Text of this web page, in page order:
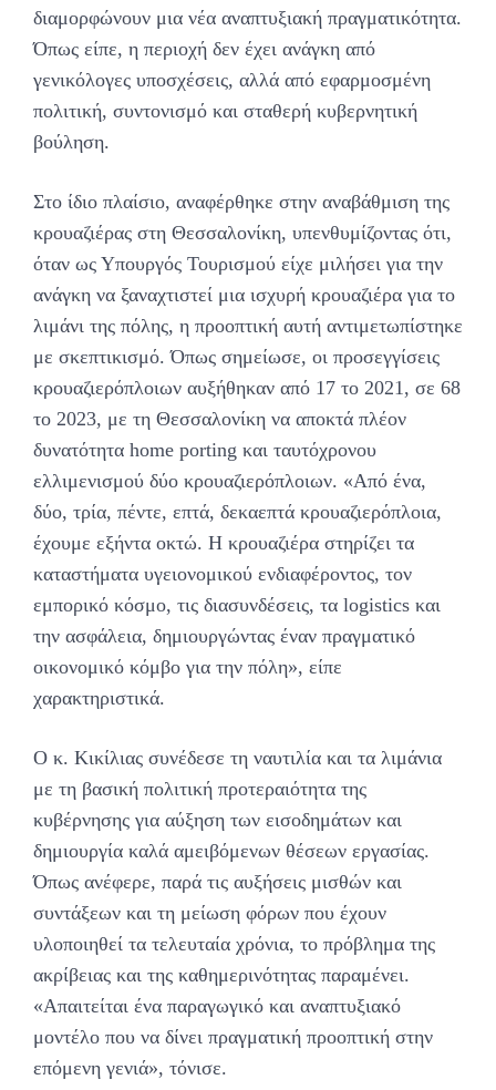
διαμορφώνουν μια νέα αναπτυξιακή πραγματικότητα.
Όπως είπε, η περιοχή δεν έχει ανάγκη από
γενικόλογες υποσχέσεις, αλλά από εφαρμοσμένη
πολιτική, συντονισμό και σταθερή κυβερνητική
βούληση.
Στο ίδιο πλαίσιο, αναφέρθηκε στην αναβάθμιση της
κρουαζιέρας στη Θεσσαλονίκη, υπενθυμίζοντας ότι,
όταν ως Υπουργός Τουρισμού είχε μιλήσει για την
ανάγκη να ξαναχτιστεί μια ισχυρή κρουαζιέρα για το
λιμάνι της πόλης, η προοπτική αυτή αντιμετωπίστηκε
με σκεπτικισμό. Όπως σημείωσε, οι προσεγγίσεις
κρουαζιερόπλοιων αυξήθηκαν από 17 το 2021, σε 68
το 2023, με τη Θεσσαλονίκη να αποκτά πλέον
δυνατότητα home porting και ταυτόχρονου
ελλιμενισμού δύο κρουαζιερόπλοιων. «Από ένα,
δύο, τρία, πέντε, επτά, δεκαεπτά κρουαζιερόπλοια,
έχουμε εξήντα οκτώ. Η κρουαζιέρα στηρίζει τα
καταστήματα υγειονομικού ενδιαφέροντος, τον
εμπορικό κόσμο, τις διασυνδέσεις, τα logistics και
την ασφάλεια, δημιουργώντας έναν πραγματικό
οικονομικό κόμβο για την πόλη», είπε
χαρακτηριστικά.
Ο κ. Κικίλιας συνέδεσε τη ναυτιλία και τα λιμάνια
με τη βασική πολιτική προτεραιότητα της
κυβέρνησης για αύξηση των εισοδημάτων και
δημιουργία καλά αμειβόμενων θέσεων εργασίας.
Όπως ανέφερε, παρά τις αυξήσεις μισθών και
συντάξεων και τη μείωση φόρων που έχουν
υλοποιηθεί τα τελευταία χρόνια, το πρόβλημα της
ακρίβειας και της καθημερινότητας παραμένει.
«Απαιτείται ένα παραγωγικό και αναπτυξιακό
μοντέλο που να δίνει πραγματική προοπτική στην
επόμενη γενιά», τόνισε.